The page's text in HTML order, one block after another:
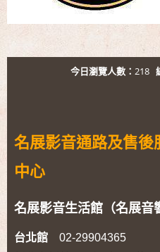
今日瀏覽人數： 218
名展影音通路及售後
中心
名展影音生活館（名展音
台北館 02-29904365